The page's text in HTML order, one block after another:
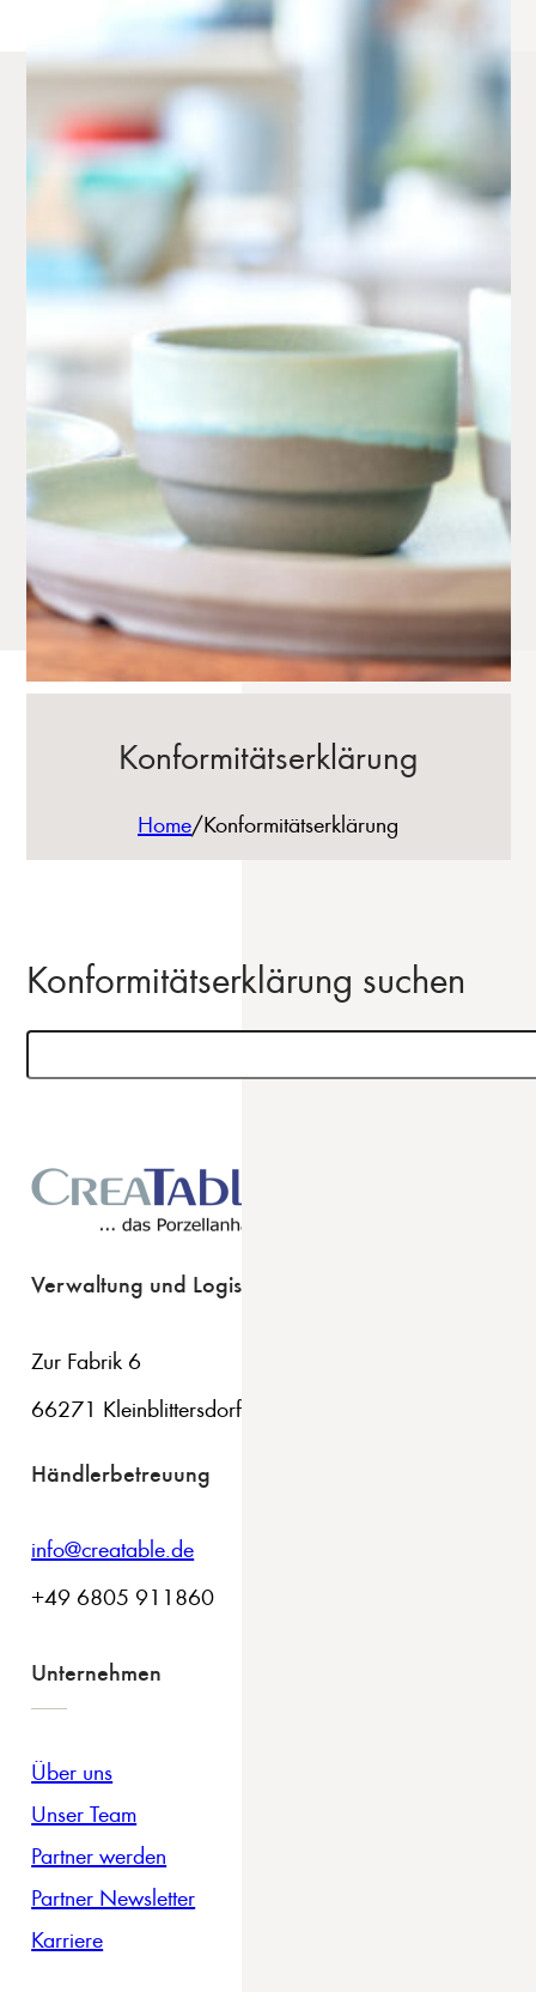
Konformitätserklärung
Home/Konformitätserklärung
Konformitätserklärung suchen
Verwaltung und Logistik
Zur Fabrik 6
66271 Kleinblittersdorf
Händlerbetreuung
info@creatable.de
+49 6805 911860
Unternehmen
Über uns
Unser Team
Partner werden
Partner Newsletter
Karriere